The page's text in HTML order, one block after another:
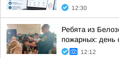
12:30
Ребята из
пожарных: день
12:12